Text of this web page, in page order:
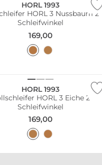
HORL 1993
HORL 3 Nussbaum 2
Schleifwinkel
169,00
HORL 1993
HORL 3 Eiche 2
Schleifwinkel
169,00